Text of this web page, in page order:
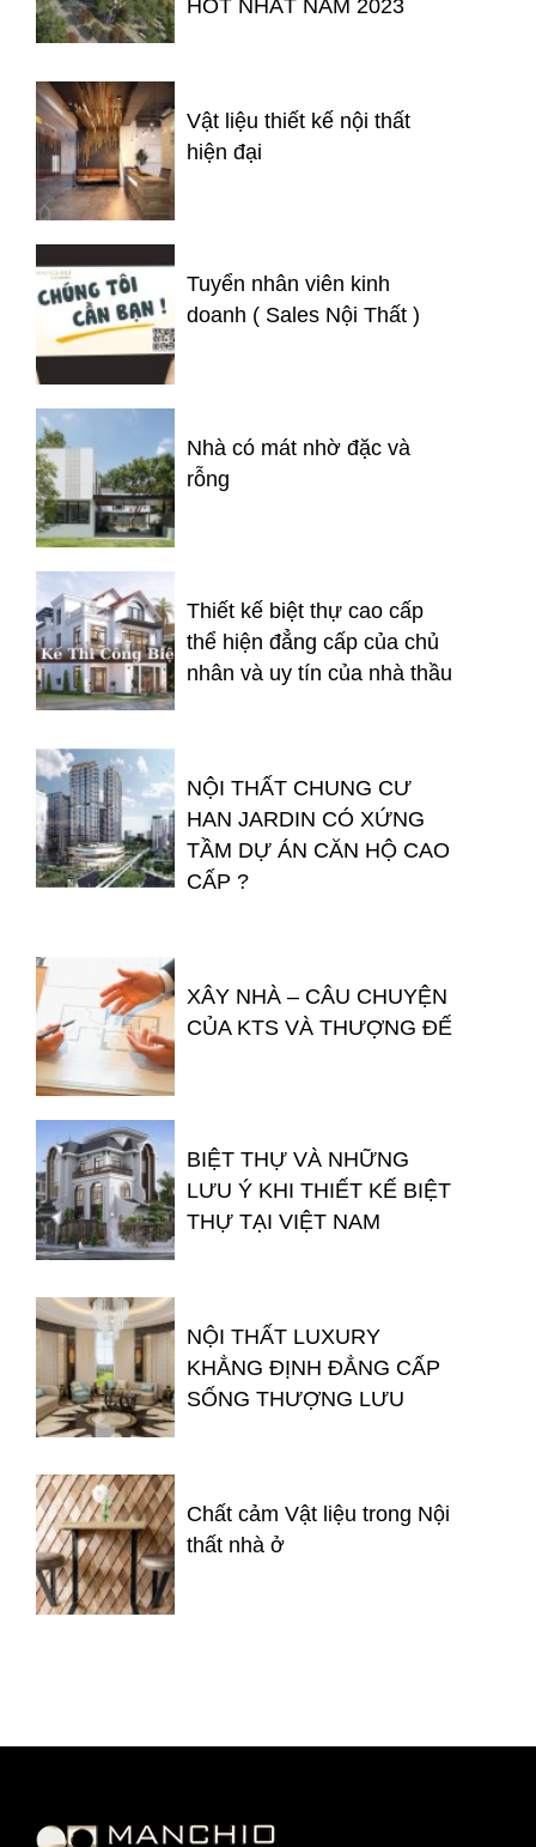
HOT NHẤT NĂM 2023
Vật liệu thiết kế nội thất
hiện đại
Tuyển nhân viên kinh
doanh ( Sales Nội Thất )
Nhà có mát nhờ đặc và
rỗng
Thiết kế biệt thự cao cấp
thể hiện đẳng cấp của chủ
nhân và uy tín của nhà thầu
NỘI THẤT CHUNG CƯ
HAN JARDIN CÓ XỨNG
TẦM DỰ ÁN CĂN HỘ CAO
CẤP ?
XÂY NHÀ – CÂU CHUYỆN
CỦA KTS VÀ THƯỢNG ĐẾ
BIỆT THỰ VÀ NHỮNG
LƯU Ý KHI THIẾT KẾ BIỆT
THỰ TẠI VIỆT NAM
NỘI THẤT LUXURY
KHẲNG ĐỊNH ĐẲNG CẤP
SỐNG THƯỢNG LƯU
Chất cảm Vật liệu trong Nội
thất nhà ở